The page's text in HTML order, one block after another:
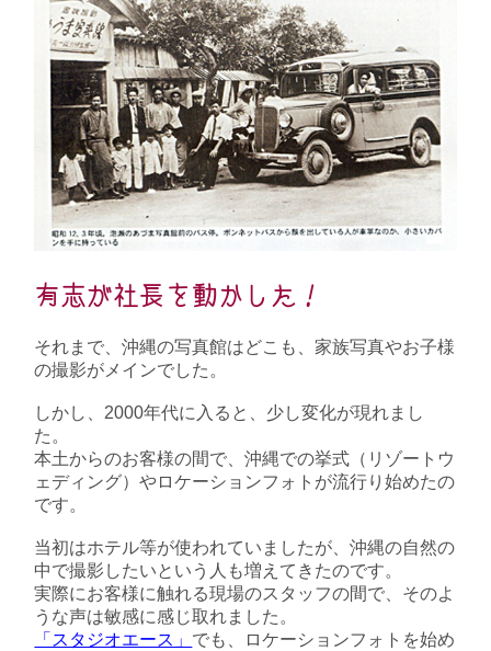
有志が社長を動かした！
それまで、沖縄の写真館はどこも、家族写真やお子様
の撮影がメインでした。
しかし、2000年代に入ると、少し変化が現れまし
た。
本土からのお客様の間で、沖縄での挙式（リゾートウ
ェディング）やロケーションフォトが流行り始めたの
です。
当初はホテル等が使われていましたが、沖縄の自然の
中で撮影したいという人も増えてきたのです。
実際にお客様に触れる現場のスタッフの間で、そのよ
うな声は敏感に感じ取れました。
「スタジオエース」 でも、ロケーションフォトを始め